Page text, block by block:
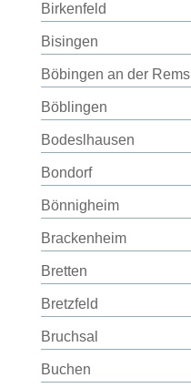
Birkenfeld
Bisingen
Böbingen an der Rems
Böblingen
Bodeslhausen
Bondorf
Bönnigheim
Brackenheim
Bretten
Bretzfeld
Bruchsal
Buchen